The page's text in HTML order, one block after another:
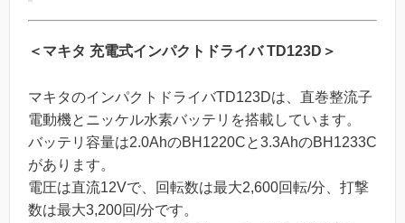
＜マキタ 充電式インパクトドライバ TD123D＞
マキタのインパクトドライバTD123Dは、直巻整流子
電動機とニッケル水素バッテリを搭載しています。
バッテリ容量は2.0AhのBH1220Cと3.3AhのBH1233C
があります。
電圧は直流12Vで、回転数は最大2,600回転/分、打撃
数は最大3,200回/分です。